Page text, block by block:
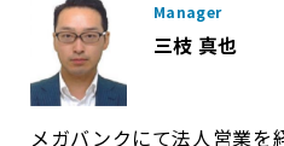
Manager
三枝 真也
メガバンクにて法人営業を